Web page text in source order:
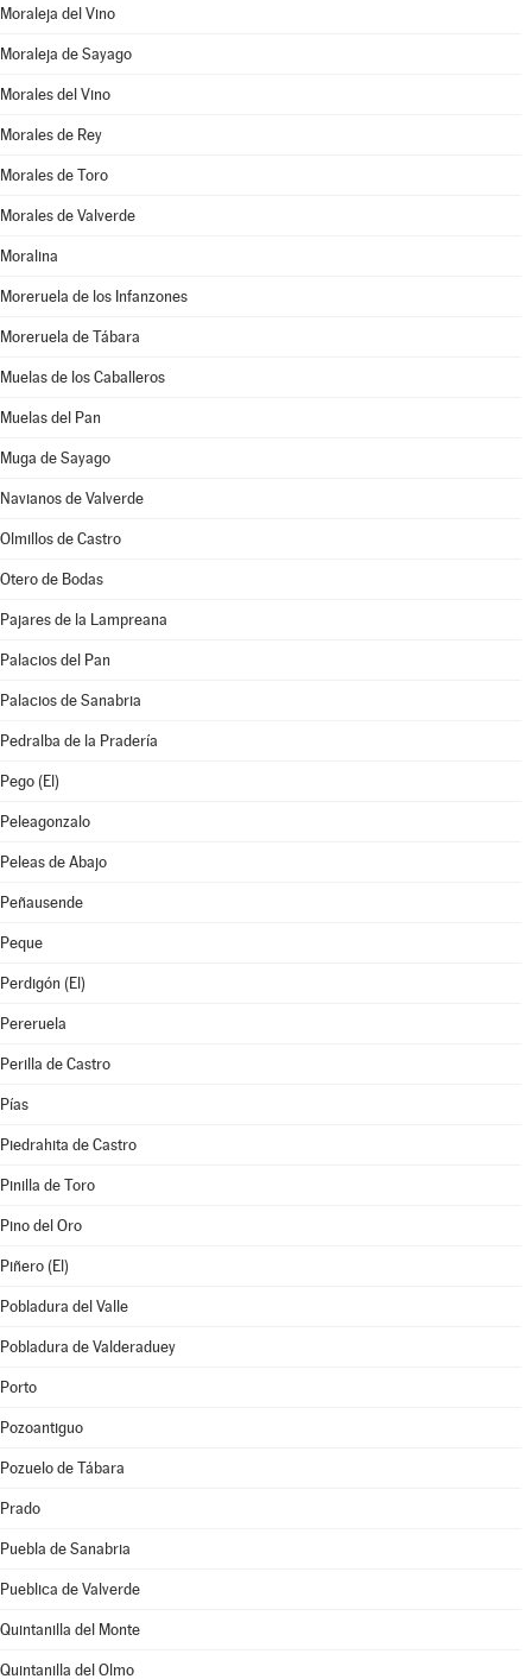
Moraleja del Vino
Moraleja de Sayago
Morales del Vino
Morales de Rey
Morales de Toro
Morales de Valverde
Moralina
Moreruela de los Infanzones
Moreruela de Tábara
Muelas de los Caballeros
Muelas del Pan
Muga de Sayago
Navianos de Valverde
Olmillos de Castro
Otero de Bodas
Pajares de la Lampreana
Palacios del Pan
Palacios de Sanabria
Pedralba de la Pradería
Pego (El)
Peleagonzalo
Peleas de Abajo
Peñausende
Peque
Perdigón (El)
Pereruela
Perilla de Castro
Pías
Piedrahita de Castro
Pinilla de Toro
Pino del Oro
Piñero (El)
Pobladura del Valle
Pobladura de Valderaduey
Porto
Pozoantiguo
Pozuelo de Tábara
Prado
Puebla de Sanabria
Pueblica de Valverde
Quintanilla del Monte
Quintanilla del Olmo